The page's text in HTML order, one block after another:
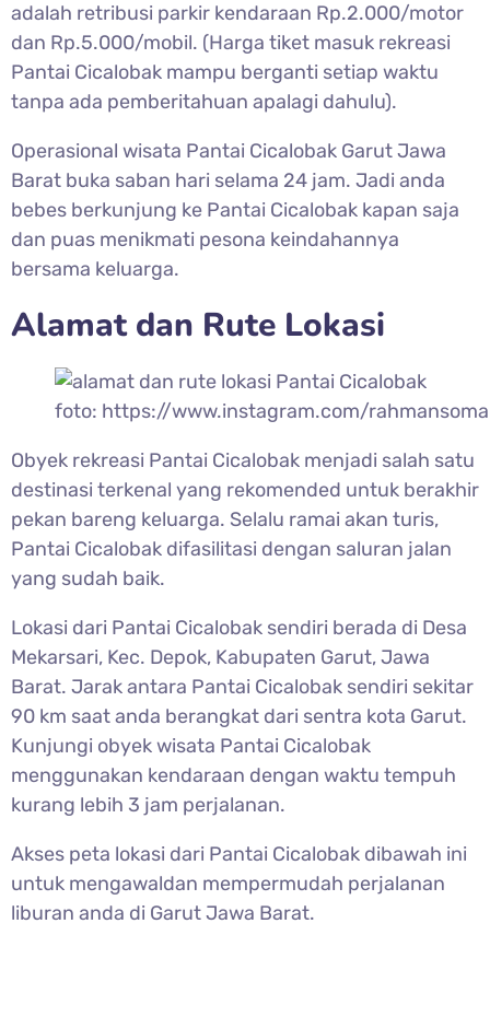
adalah retribusi parkir kendaraan Rp.2.000/motor
dan Rp.5.000/mobil. (Harga tiket masuk rekreasi
Pantai Cicalobak mampu berganti setiap waktu
tanpa ada pemberitahuan apalagi dahulu).
Operasional wisata Pantai Cicalobak Garut Jawa
Barat buka saban hari selama 24 jam. Jadi anda
bebes berkunjung ke Pantai Cicalobak kapan saja
dan puas menikmati pesona keindahannya
bersama keluarga.
Alamat dan Rute Lokasi
foto: https://www.instagram.com/
Obyek rekreasi Pantai Cicalobak menjadi salah satu
destinasi terkenal yang rekomended untuk berakhir
pekan bareng keluarga. Selalu ramai akan turis,
Pantai Cicalobak difasilitasi dengan saluran jalan
yang sudah baik.
Lokasi dari Pantai Cicalobak sendiri berada di Desa
Mekarsari, Kec. Depok, Kabupaten Garut, Jawa
Barat. Jarak antara Pantai Cicalobak sendiri sekitar
90 km saat anda berangkat dari sentra kota Garut.
Kunjungi obyek wisata Pantai Cicalobak
menggunakan kendaraan dengan waktu tempuh
kurang lebih 3 jam perjalanan.
Akses peta lokasi dari Pantai Cicalobak dibawah ini
untuk mengawaldan mempermudah perjalanan
liburan anda di Garut Jawa Barat.